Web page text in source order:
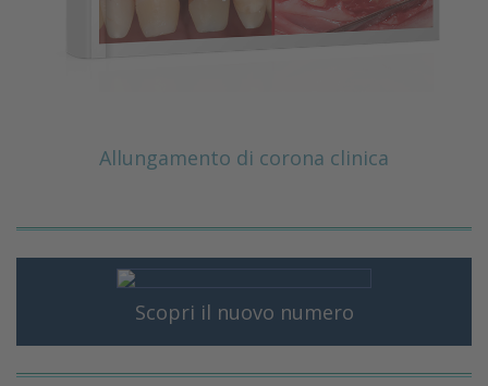
Allungamento di corona clinica
Scopri il nuovo numero